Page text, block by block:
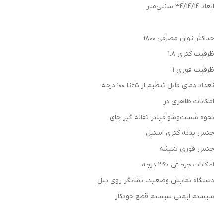
ابعاد 34/14/14 سانتی‌متر
حداکثر توان مصرفی 1800
ظرفیت کتری 1.8
ظرفیت قوری 1
تعداد دمای قابل تنظیم از 65تا 100 درجه
امکانات ظاهری در
نحوه شست‌وشو فیلتر تفاله گیر چای
جنس بدنه‌ کتری استیل
جنس قوری شیشه
امکانات چرخش 360 درجه
دستگاه نمایش وضعیت نشانگر روی پنل
سیستم ایمنی سیستم قطع خودکار